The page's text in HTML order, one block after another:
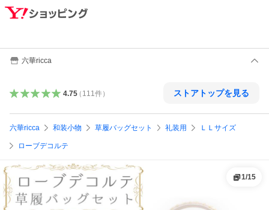
六華ricca
4.75（ 111件） ストアトップを見る
六華ricca 和装小物 草履バッグセット 礼装用 ＬＬサイズ
ローブデコルテ
1/15